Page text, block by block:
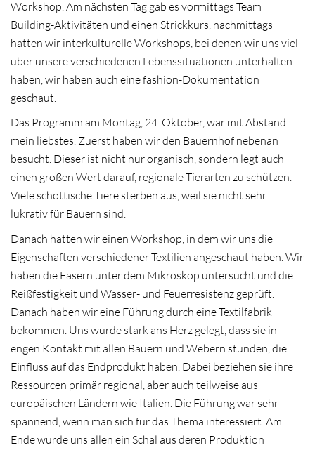
Workshop. Am nächsten Tag gab es vormittags Team
Building-Aktivitäten und einen Strickkurs, nachmittags
hatten wir interkulturelle Workshops, bei denen wir uns viel
über unsere verschiedenen Lebenssituationen unterhalten
haben, wir haben auch eine fashion-Dokumentation
geschaut.
Das Programm am Montag, 24. Oktober, war mit Abstand
mein liebstes. Zuerst haben wir den Bauernhof nebenan
besucht. Dieser ist nicht nur organisch, sondern legt auch
einen großen Wert darauf, regionale Tierarten zu schützen.
Viele schottische Tiere sterben aus, weil sie nicht sehr
lukrativ für Bauern sind.
Danach hatten wir einen Workshop, in dem wir uns die
Eigenschaften verschiedener Textilien angeschaut haben. Wir
haben die Fasern unter dem Mikroskop untersucht und die
Reißfestigkeit und Wasser- und Feuerresistenz geprüft.
Danach haben wir eine Führung durch eine Textilfabrik
bekommen. Uns wurde stark ans Herz gelegt, dass sie in
engen Kontakt mit allen Bauern und Webern stünden, die
Einfluss auf das Endprodukt haben. Dabei beziehen sie ihre
Ressourcen primär regional, aber auch teilweise aus
europäischen Ländern wie Italien. Die Führung war sehr
spannend, wenn man sich für das Thema interessiert. Am
Ende wurde uns allen ein Schal aus deren Produktion